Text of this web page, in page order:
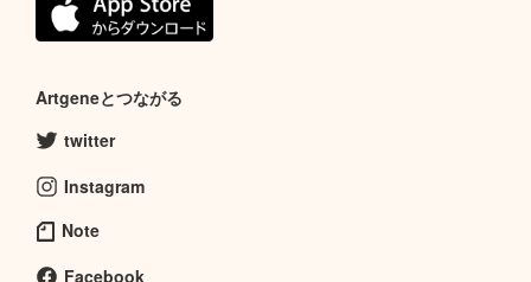
Artgeneとつながる
twitter
Instagram
Note
Facebook